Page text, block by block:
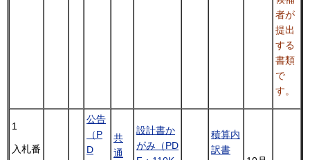
者が
提出
する
書類
で
す。
1
入札番
公告
（P
D
共
通
設計書か
がみ（PD
積算内
訳書